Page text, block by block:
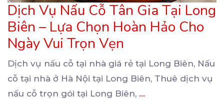
Dịch Vụ Nấu Cỗ Tân Gia Tại Long
Biên – Lựa Chọn Hoàn Hảo Cho
Ngày Vui Trọn Vẹn
Dịch vụ nấu cỗ tại nhà giá rẻ tại Long Biên, Nấu
cỗ tại nhà ở Hà Nội tại Long Biên, Thuê dịch vụ
nấu cỗ trọn gói tại Long Biên, ...